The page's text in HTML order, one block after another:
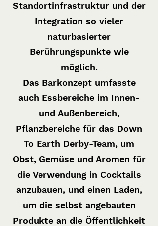
Standortinfrastruktur und der
Integration so vieler
naturbasierter
Berührungspunkte wie
möglich.
Das Barkonzept umfasste
auch Essbereiche im Innen-
und Außenbereich,
Pflanzbereiche für das Down
To Earth Derby-Team, um
Obst, Gemüse und Aromen für
die Verwendung in Cocktails
anzubauen, und einen Laden,
um die selbst angebauten
Produkte an die Öffentlichkeit